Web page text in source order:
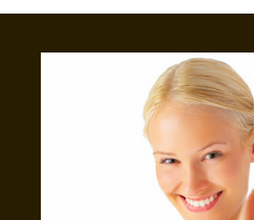
price
357.90 €
(700.00
лв.).